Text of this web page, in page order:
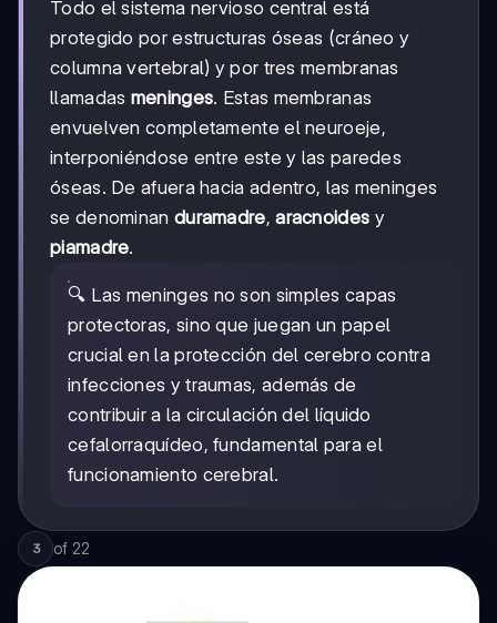
Todo el sistema nervioso central está
protegido por estructuras óseas (cráneo y
columna vertebral) y por tres membranas
llamadas meninges. Estas membranas
envuelven completamente el neuroeje,
interponiéndose entre este y las paredes
óseas. De afuera hacia adentro, las meninges
se denominan duramadre,aracnoides y
piamadre.
🔍 Las meninges no son simples capas
protectoras, sino que juegan un papel
crucial en la protección del cerebro contra
infecciones y traumas, además de
contribuir a la circulación del líquido
cefalorraquídeo, fundamental para el
funcionamiento cerebral.
3 of 22